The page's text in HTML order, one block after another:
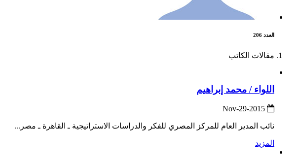
العدد 206
مقالات الكاتب
اللواء / محمد إبراهيم
نائب المدير العام للمركز المصري للفكر والدراسات الاستراتيجية ـ القاهرة ـ مصر...
المزيد